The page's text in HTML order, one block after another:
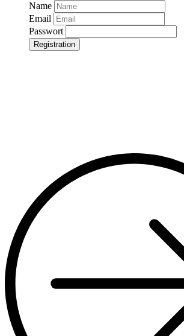
Name
Email
Passwort
Registration